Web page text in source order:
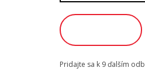
Pridajte sa k 9 ďalším